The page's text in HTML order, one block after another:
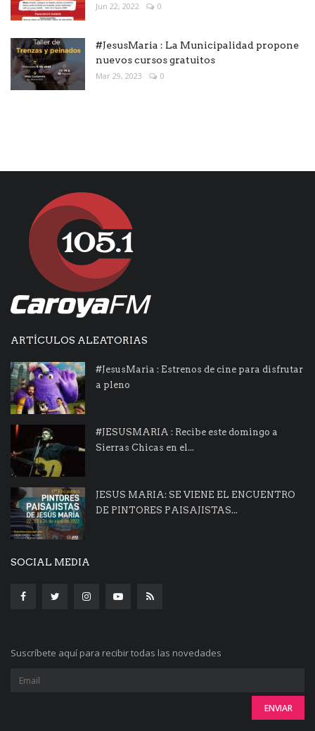
Jun 22, 2022 0
#JesusMaria : La Municipalidad propone
nuevos cursos gratuitos
Mar 29, 2023 0
ARTÍCULOS ALEATORIAS
#JesusMaria : Estrenos de cine para disfrutar
a pleno
#JESUSMARIA : Recibe este domingo a
Sierras Chicas en el...
JESUS MARIA: SE VIENE EL ENCUENTRO
DE PINTORES PAISAJISTAS...
SOCIAL MEDIA
Suscríbete aquí para recibir todas las novedades